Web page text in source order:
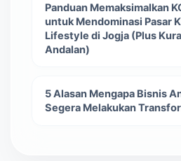
Panduan Memaksimalkan
untuk Mendominasi Pasar
Lifestyle di Jogja (Plus
Andalan)
5 Alasan Mengapa Bisnis
Segera Melakukan